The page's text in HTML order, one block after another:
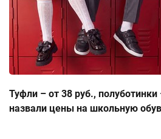
Туфли – от 38 руб.,
назвали цены на школьную